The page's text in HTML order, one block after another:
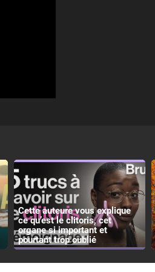
Cette auteure vous explique
ce qu’est le clitoris, cet
organe si important et
pourtant trop oublié